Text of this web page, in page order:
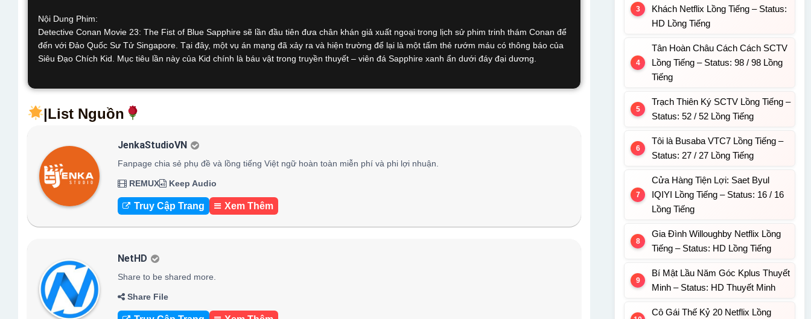
Nội Dung Phim:
Detective Conan Movie 23: The Fist of Blue Sapphire sẽ lần đầu tiên đưa chân khán giả xuất ngoại trong lịch sử phim trinh thám Conan để
đến với Đảo Quốc Sư Tử Singapore. Tại đây, một vụ án mạng đã xảy ra và hiện trường để lại là một tấm thẻ rướm máu có thông báo của
Siêu Đạo Chích Kid. Mục tiêu lần này của Kid chính là báu vật trong truyền thuyết – viên đá Sapphire xanh ẩn dưới đáy đại dương.
|List Nguồn
JenkaStudioVN
Fanpage chia sẻ phụ đề và lồng tiếng Việt ngữ hoàn toàn miễn phí và phi lợi nhuận.
REMUX Keep Audio
Truy Cập Trang Xem Thêm
NetHD
Share to be shared more.
Share File
Khách Netflix Lồng Tiếng – Status:
HD Lồng Tiếng
Tân Hoàn Châu Cách Cách SCTV
Lồng Tiếng – Status: 98 / 98 Lồng
Tiếng
Trạch Thiên Ký SCTV Lồng Tiếng –
Status: 52 / 52 Lồng Tiếng
Tôi là Busaba VTC7 Lồng Tiếng –
Status: 27 / 27 Lồng Tiếng
Cửa Hàng Tiện Lợi: Saet Byul
IQIYI Lồng Tiếng – Status: 16 / 16
Lồng Tiếng
Gia Đình Willoughby Netflix Lồng
Tiếng – Status: HD Lồng Tiếng
Bí Mật Lầu Năm Góc Kplus Thuyết
Minh – Status: HD Thuyết Minh
Cô Gái Thế Kỷ 20 Netflix Lồng